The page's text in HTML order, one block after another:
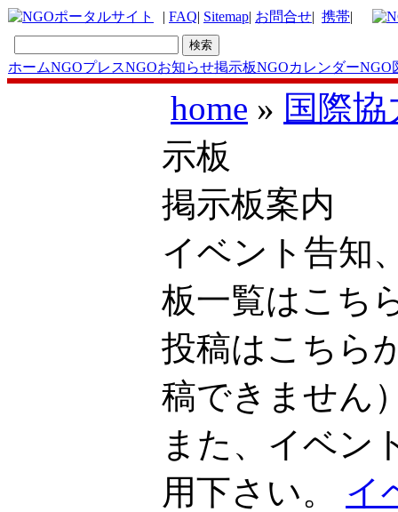
| FAQ| Sitemap| お問合せ| 携帯|
ホームNGOプレスNGOお知らせ掲示板NGOカレンダーNGO
home » 国際
示板
掲示板案内
イベント告知
板一覧はこ
投稿はこち
稿できません
また、イベン
用下さい。 イ